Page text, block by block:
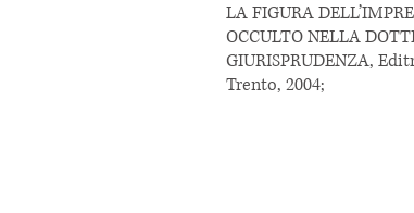
LA FIGURA
OCCULTO NELLA
GIURISPRUDENZA,
Trento, 2004;